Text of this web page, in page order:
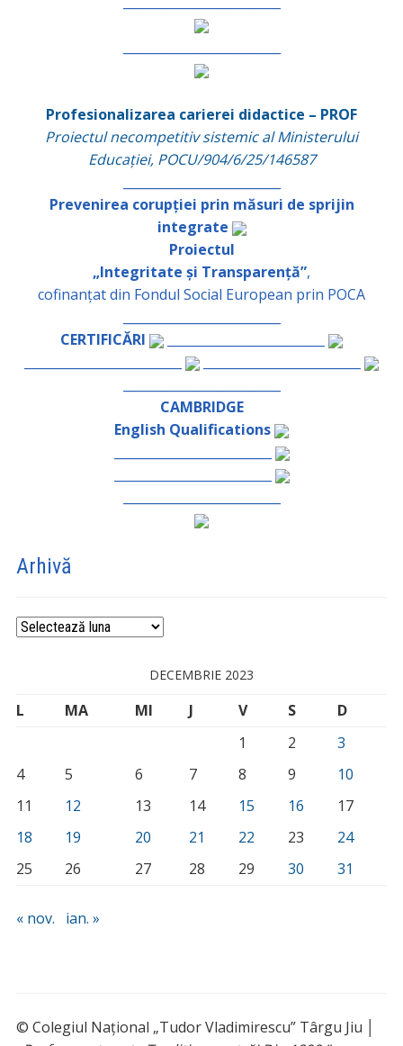
Profesionalizarea carierei didactice – PROF
Proiectul necompetitiv sistemic al Ministerului
Educației, POCU/904/6/25/146587
Prevenirea corupției prin măsuri de sprijin
integrate
Proiectul
„Integritate și Transparență”,
cofinanțat din Fondul Social European prin POCA
CERTIFICĂRI
CAMBRIDGE
English Qualifications
Arhivă
Arhivă
DECEMBRIE 2023
L MA MI J V S
D
1
2
3
4
5 6 7 8 9
10
11
12 13 14 15 16
17
18
19 20 21 22 23
24
25
26 27 28 29 30 31
« nov. ian. »
© Colegiul Național „Tudor Vladimirescu” Târgu Jiu │